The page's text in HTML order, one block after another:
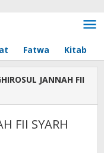
Fatwa Kitab
JANNAH FII
FII SYARH